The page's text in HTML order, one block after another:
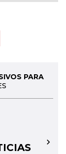
PARA
→